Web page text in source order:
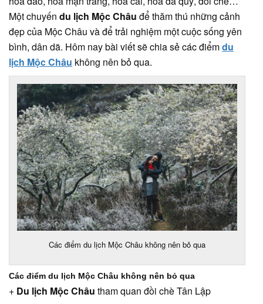
Một chuyến du lịch Mộc Châu để thăm thú những cảnh
đẹp của Mộc Châu và để trải nghiệm một cuộc sống yên
bình, dân dã. Hôm nay bài viết sẽ chia sẻ các điểmdu
lịch Mộc Châu không nên bỏ qua.
Các điểm du lịch Mộc Châu không nên bỏ qua
Các điểm du lịch Mộc Châu không nên bỏ qua
+ Du lịch Mộc Châu tham quan đồi chè Tân Lập